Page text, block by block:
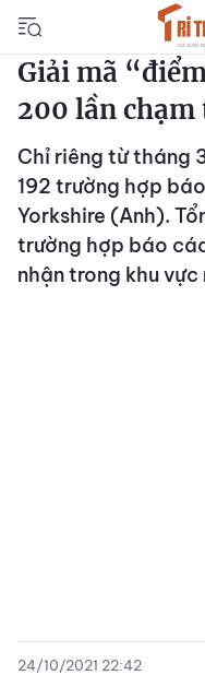
Giải mã
200 lần
Chỉ riêng từ tháng
192 trường hợp
Yorkshire (Anh).
trường hợp báo
nhận trong khu
24/10/2021 22:42